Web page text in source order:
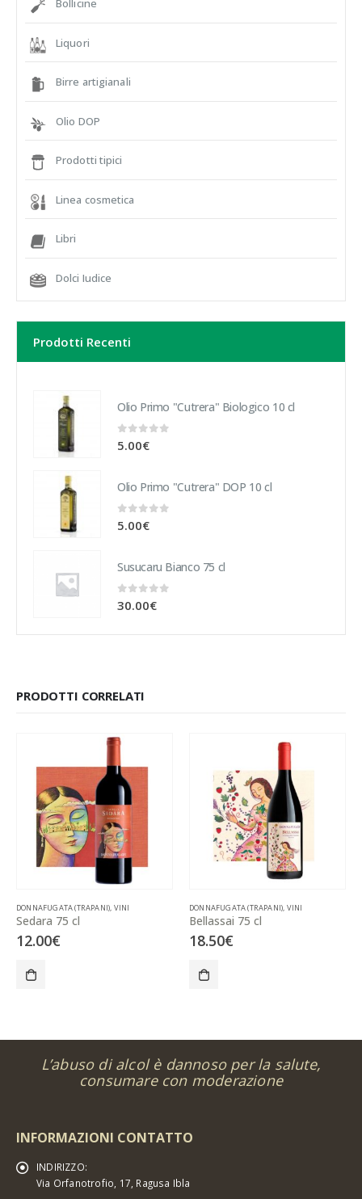
Bollicine
Liquori
Birre artigianali
Olio DOP
Prodotti tipici
Linea cosmetica
Libri
Dolci Iudice
Prodotti Recenti
Olio Primo "Cutrera" Biologico 10 cl
0 Su 5
5.00€
Olio Primo "Cutrera" DOP 10 cl
0 Su 5
5.00€
Susucaru Bianco 75 cl
0Su 5
30.00€
PRODOTTI CORRELATI
DONNAFUGATA (TRAPANI), VINI
Sedara 75 cl
12.00€
DONNAFUGATA (TRAPANI), VINI
Bellassai 75 cl
18.50€
L’abuso di alcol è dannoso per la salute,
consumare con moderazione
INFORMAZIONI CONTATTO
INDIRIZZO:
Via Orfanotrofio, 17, Ragusa Ibla